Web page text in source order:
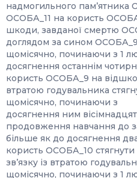
надмогильного пам’ятника
ОСОБА_11 на користь
шкоди, завданої смертю
доглядом за сином
щомісячно, починаючи з 1
досягнення останнім
користь ОСОБА_9 на
втратою годувальника
щомісячно, починаючи з
досягнення ним
продовження навчання до
більше як до досягнення
користь ОСОБА_10
зв’язку із втратою
щомісячно, починаючи з 1